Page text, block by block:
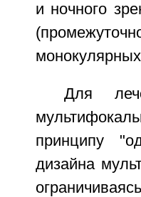
и ночного
Для
принципу
дизайна